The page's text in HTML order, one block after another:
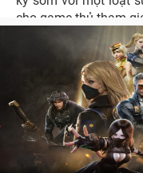
ký sớm với một loạt
cho game thủ tham